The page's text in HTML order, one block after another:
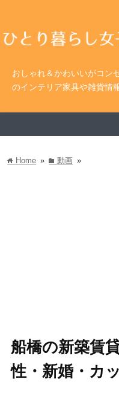
おしゃれ＆かわいいがコン
のインテリア家具や雑貨情
home Home » folder動画 »
船橋の新築賃
性・新婚・カ